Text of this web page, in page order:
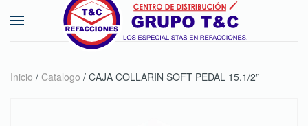
Skip to main content
Inicio / Catalogo / CAJA COLLARIN SOFT PEDAL 15.1/2″